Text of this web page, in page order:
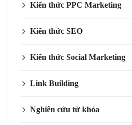
Kiến thức PPC Marketing
Kiến thức SEO
Kiến thức Social Marketing
Link Building
Nghiên cứu từ khóa